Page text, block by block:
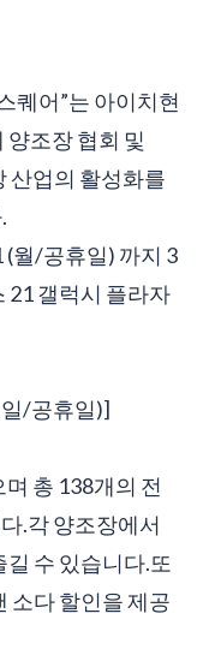
퀘어”는 아이치현
양조장 협회 및
산업의 활성화를
(월/공휴일) 까지 3
21 갤럭시 플라자
/공휴일)]
총 138개의 전
.각 양조장에서
수 있습니다.또
소다 할인을 제공